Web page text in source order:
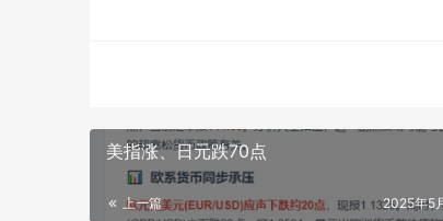
美指涨、日元跌70点
上一篇 2025年5